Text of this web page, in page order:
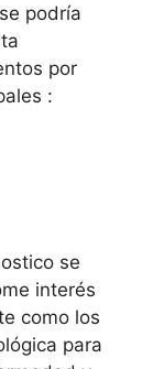
podría
por
:
se
interés
como los
para